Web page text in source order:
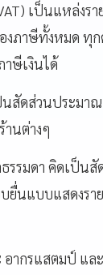
เป็นแหล่งร
งภาษีทั้งหมด ทุ
าษีเงินได้
สัดส่วนประมาณ
นต่างๆ
รรมดา คิดเป็น
ยื่นแบบแสดงรา
อากรแสตมป์ แล